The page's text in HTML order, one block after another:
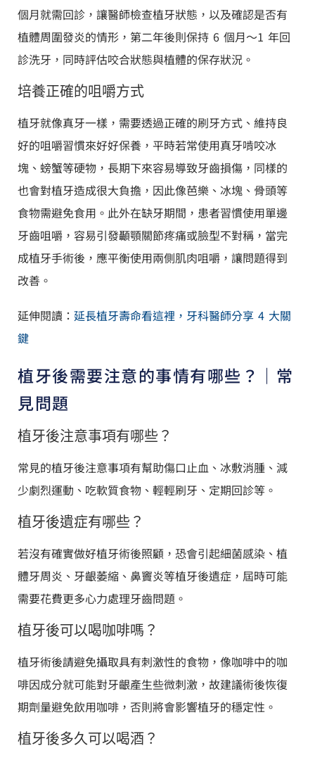
個月就需回診，讓醫師檢查植牙狀態，以及確認是否有
植體周圍發炎的情形，第二年後則保持 6 個月～1 年回
診洗牙，同時評估咬合狀態與植體的保存狀況。
培養正確的咀嚼方式
植牙就像真牙一樣，需要透過正確的刷牙方式、維持良
好的咀嚼習慣來好好保養，平時若常使用真牙啃咬冰
塊、螃蟹等硬物，長期下來容易導致牙齒損傷，同樣的
也會對植牙造成很大負擔，因此像芭樂、冰塊、骨頭等
食物需避免食用。此外在缺牙期間，患者習慣使用單邊
牙齒咀嚼，容易引發顳顎關節疼痛或臉型不對稱，當完
成植牙手術後，應平衡使用兩側肌肉咀嚼，讓問題得到
改善。
延伸閱讀： 延長植牙壽命看這裡，牙科醫師分享 4 大關
鍵
植牙後需要注意的事情有哪些？｜常
見問題
植牙後注意事項有哪些？
常見的植牙後注意事項有幫助傷口止血、冰敷消腫、減
少劇烈運動、吃軟質食物、輕輕刷牙、定期回診等。
植牙後遺症有哪些？
若沒有確實做好植牙術後照顧，恐會引起細菌感染、植
體牙周炎、牙齦萎縮、鼻竇炎等植牙後遺症，屆時可能
需要花費更多心力處理牙齒問題。
植牙後可以喝咖啡嗎？
植牙術後請避免攝取具有刺激性的食物，像咖啡中的咖
啡因成分就可能對牙齦產生些微刺激，故建議術後恢復
期劑量避免飲用咖啡，否則將會影響植牙的穩定性。
植牙後多久可以喝酒？